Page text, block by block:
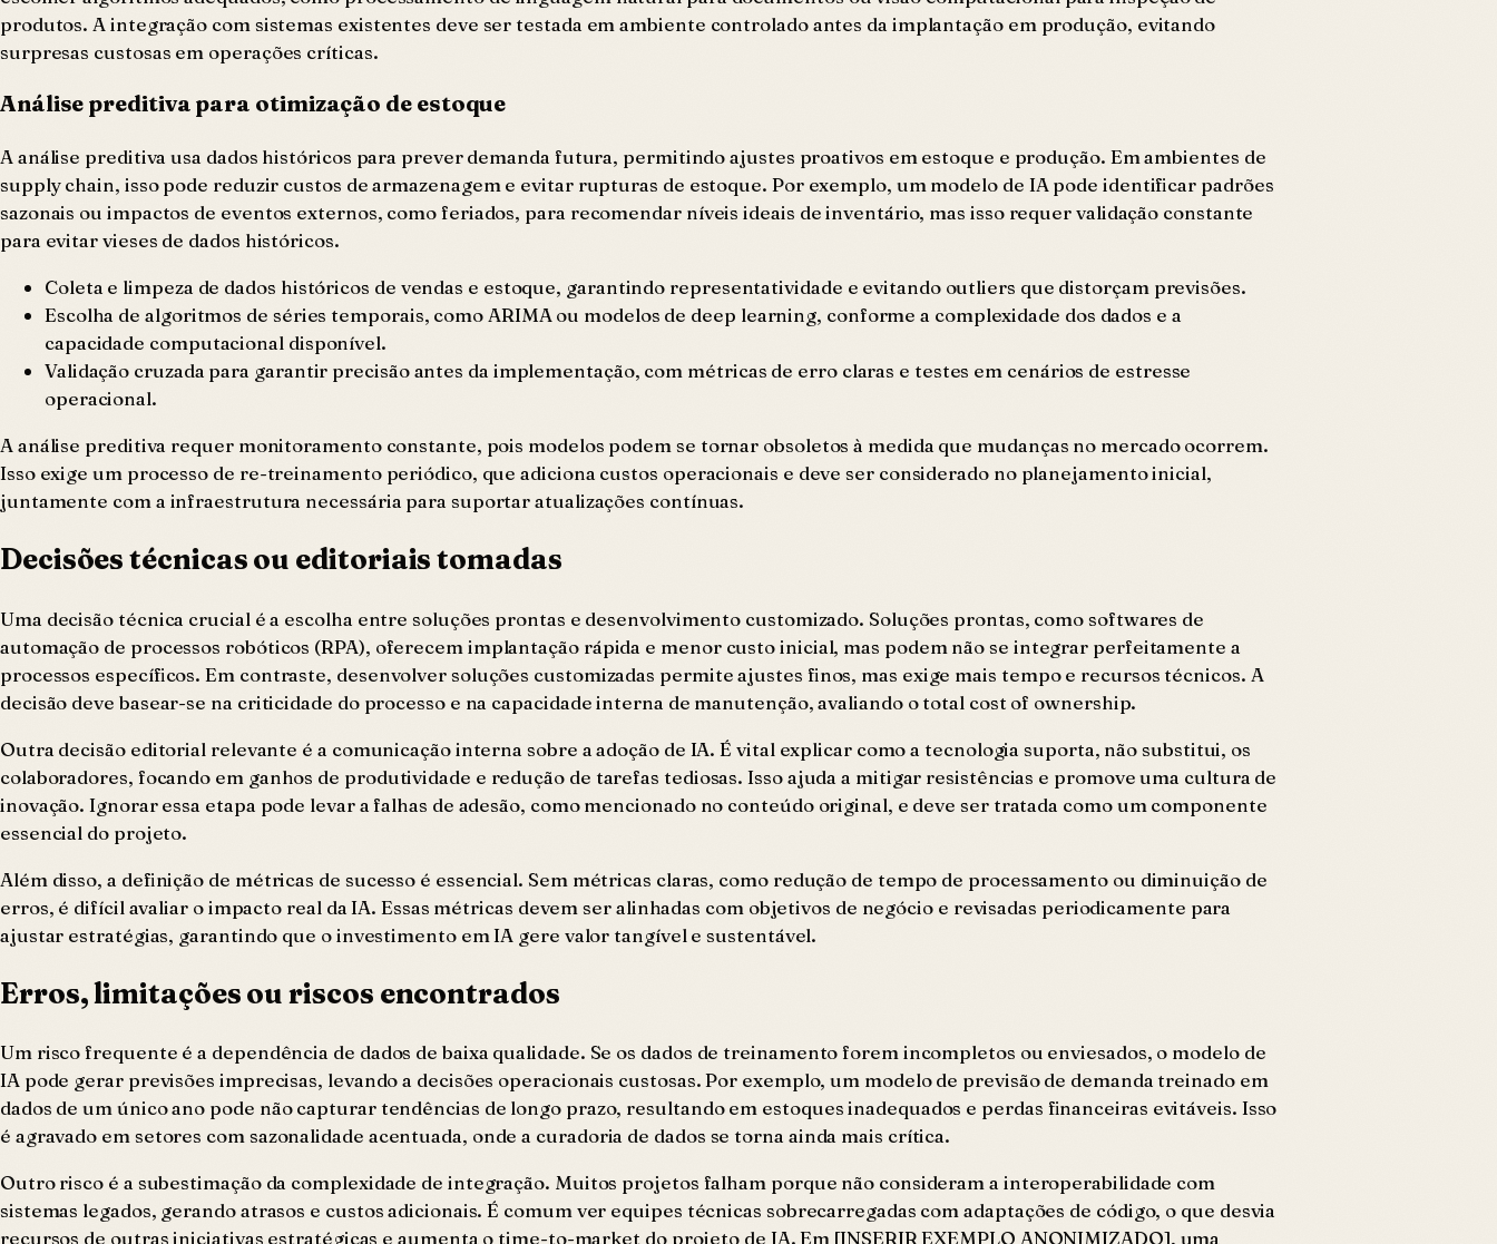
produtos. A integração com sistemas existentes deve ser testada em ambiente controlado antes da implantação em produção, evitando
surpresas custosas em operações críticas.
Análise preditiva para otimização de estoque
A análise preditiva usa dados históricos para prever demanda futura, permitindo ajustes proativos em estoque e produção. Em ambientes de
supply chain, isso pode reduzir custos de armazenagem e evitar rupturas de estoque. Por exemplo, um modelo de IA pode identificar padrões
sazonais ou impactos de eventos externos, como feriados, para recomendar níveis ideais de inventário, mas isso requer validação constante
para evitar vieses de dados históricos.
Coleta e limpeza de dados históricos de vendas e estoque, garantindo representatividade e evitando outliers que distorçam previsões.
Escolha de algoritmos de séries temporais, como ARIMA ou modelos de deep learning, conforme a complexidade dos dados e a
capacidade computacional disponível.
Validação cruzada para garantir precisão antes da implementação, com métricas de erro claras e testes em cenários de estresse
operacional.
A análise preditiva requer monitoramento constante, pois modelos podem se tornar obsoletos à medida que mudanças no mercado ocorrem.
Isso exige um processo de re-treinamento periódico, que adiciona custos operacionais e deve ser considerado no planejamento inicial,
juntamente com a infraestrutura necessária para suportar atualizações contínuas.
Decisões técnicas ou editoriais tomadas
Uma decisão técnica crucial é a escolha entre soluções prontas e desenvolvimento customizado. Soluções prontas, como softwares de
automação de processos robóticos (RPA), oferecem implantação rápida e menor custo inicial, mas podem não se integrar perfeitamente a
processos específicos. Em contraste, desenvolver soluções customizadas permite ajustes finos, mas exige mais tempo e recursos técnicos. A
decisão deve basear-se na criticidade do processo e na capacidade interna de manutenção, avaliando o total cost of ownership.
Outra decisão editorial relevante é a comunicação interna sobre a adoção de IA. É vital explicar como a tecnologia suporta, não substitui, os
colaboradores, focando em ganhos de produtividade e redução de tarefas tediosas. Isso ajuda a mitigar resistências e promove uma cultura de
inovação. Ignorar essa etapa pode levar a falhas de adesão, como mencionado no conteúdo original, e deve ser tratada como um componente
essencial do projeto.
Além disso, a definição de métricas de sucesso é essencial. Sem métricas claras, como redução de tempo de processamento ou diminuição de
erros, é difícil avaliar o impacto real da IA. Essas métricas devem ser alinhadas com objetivos de negócio e revisadas periodicamente para
ajustar estratégias, garantindo que o investimento em IA gere valor tangível e sustentável.
Erros, limitações ou riscos encontrados
Um risco frequente é a dependência de dados de baixa qualidade. Se os dados de treinamento forem incompletos ou enviesados, o modelo de
IA pode gerar previsões imprecisas, levando a decisões operacionais custosas. Por exemplo, um modelo de previsão de demanda treinado em
dados de um único ano pode não capturar tendências de longo prazo, resultando em estoques inadequados e perdas financeiras evitáveis. Isso
é agravado em setores com sazonalidade acentuada, onde a curadoria de dados se torna ainda mais crítica.
Outro risco é a subestimação da complexidade de integração. Muitos projetos falham porque não consideram a interoperabilidade com
sistemas legados, gerando atrasos e custos adicionais. É comum ver equipes técnicas sobrecarregadas com adaptações de código, o que desvia
recursos de outras iniciativas estratégicas e aumenta o time-to-market do projeto de IA. Em [INSERIR EXEMPLO ANONIMIZADO], uma